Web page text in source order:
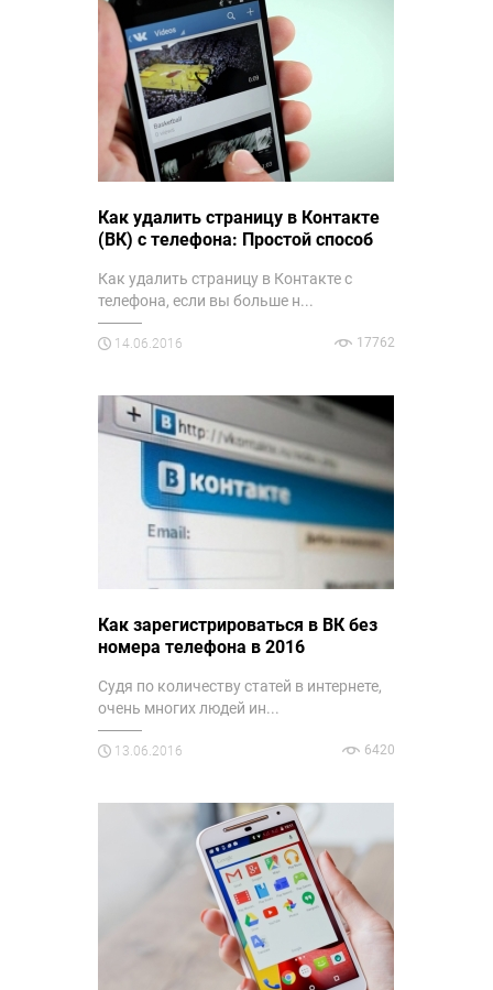
Как удалить страницу в Контакте
(ВК) с телефона: Простой способ
Как удалить страницу в Контакте с
телефона, если вы больше н...
14.06.2016 17762
Как зарегистрироваться в ВК без
номера телефона в 2016
Судя по количеству статей в интернете,
очень многих людей ин...
13.06.2016 6420